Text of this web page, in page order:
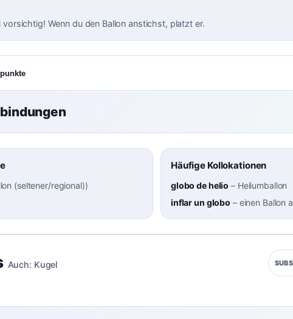
vorsichtig! Wenn du den Ballon anstichst, platzt er.
(seltener/regional))
Häufige Kollokationen
globo de helio – Heliumballon
inflar un globo – einen Ballon
Auch: Kugel